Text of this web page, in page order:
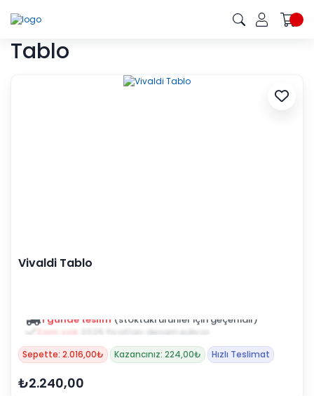
Tablo
Vivaldi Tablo
Zam yok 2025 fiyatları devam ediyor
Sepette: 2.016,00₺ Kazancınız: 224,00₺ Hızlı Teslimat
₺2.240,00